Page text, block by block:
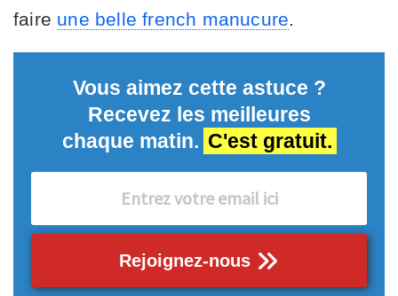
faire une belle french manucure
Vous aimez cette astuce ?
Recevez les meilleures
chaque matin. C'est gratuit.
Rejoignez-nous